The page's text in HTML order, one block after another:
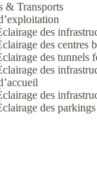
& Transports
des
des centres
des tunnels
des
des
des